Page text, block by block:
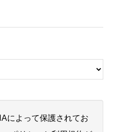
によって保護されてお